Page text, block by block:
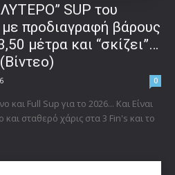
SUP του
προδιαγραφή βάρους
μέτρα και “σκίζει”…
0
Full Sup για το 2026... Και Είναι
σταθερό χάρις στα 3 Fin's και το